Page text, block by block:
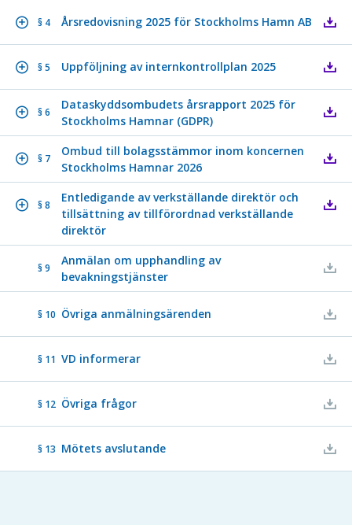
§ 4 Årsredovisning 2025 för Stockholms Hamn AB
§ 5 Uppföljning av internkontrollplan 2025
§ 6
Dataskyddsombudets årsrapport 2025 för
Stockholms Hamnar (GDPR)
§ 7
Ombud till bolagsstämmor inom koncernen
Stockholms Hamnar 2026
§ 8
Entledigande av verkställande direktör och
tillsättning av tillförordnad verkställande
direktör
§ 9
Anmälan om upphandling av
bevakningstjänster
§ 10 Övriga anmälningsärenden
§ 11 VD informerar
§ 12 Övriga frågor
§ 13 Mötets avslutande